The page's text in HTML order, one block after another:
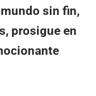
sin fin,
prosigue en